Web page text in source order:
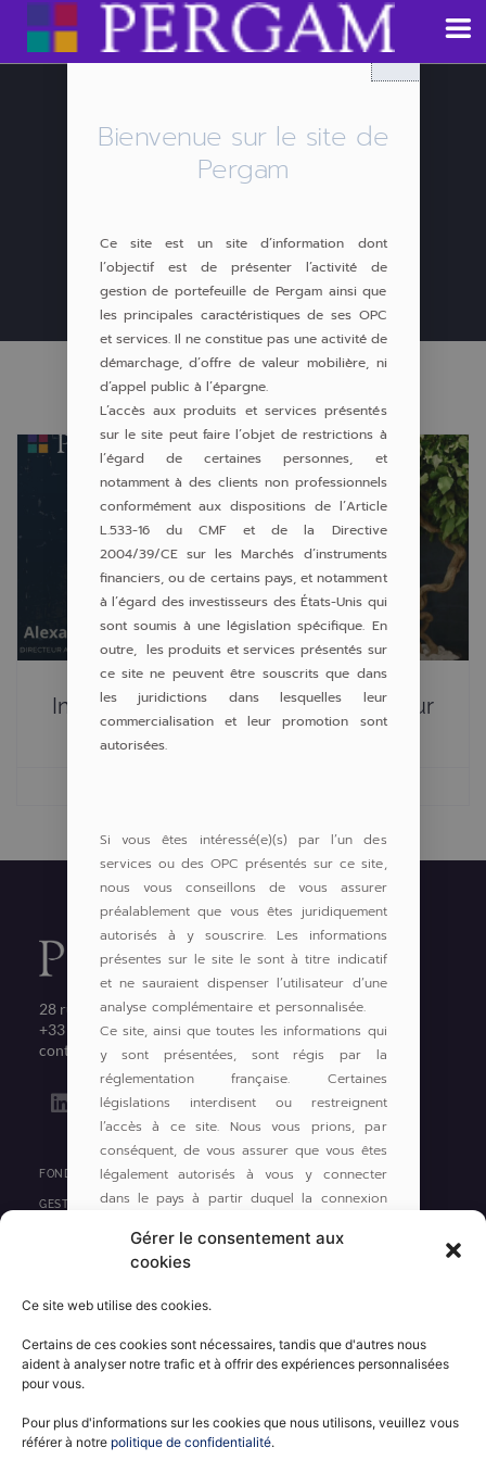
Gérer le consentement aux
cookies
Ce site web utilise des cookies.
Certains de ces cookies sont nécessaires, tandis que d'autres nous
aident à analyser notre trafic et à offrir des expériences personnalisées
pour vous.
Pour plus d'informations sur les cookies que nous utilisons, veuillez vous
référer à notre politique de confidentialité.
Mars 27, 2024
Interview Alexandre FERCI – Directeur
Adjoint De La Gestion – Mars 2024
28 rue Bayard 75008 PARIS
+33 1 53 57 72 00
contact@pergam.net
L
i
e
d
FONDS
GESTION DE PORTEFEUILLE
PRIVATE EQUITY
CONTACT
INFORMATIONS RÉGLEMENTAIRES
POLITIQUE DE CONFIDENTIALITÉ
Bienvenue sur le site de
Pergam
Ce site est un site d’information dont
l’objectif est de présenter l’activité de
gestion de portefeuille de Pergam ainsi que
les principales caractéristiques de ses OPC
et services. Il ne constitue pas une activité de
démarchage, d’offre de valeur mobilière, ni
d’appel public à l’épargne.
L’accès aux produits et services présentés
sur le site peut faire l’objet de restrictions à
l’égard de certaines personnes, et
notamment à des clients non professionnels
conformément aux dispositions de l’Article
L.533-16 du CMF et de la Directive
2004/39/CE sur les Marchés d’instruments
financiers, ou de certains pays, et notamment
à l’égard des investisseurs des États-Unis qui
sont soumis à une législation spécifique. En
outre, les produits et services présentés sur
ce site ne peuvent être souscrits que dans
les juridictions dans lesquelles leur
commercialisation et leur promotion sont
autorisées.
Si vous êtes intéressé(e)(s) par l’un des
services ou des OPC présentés sur ce site,
nous vous conseillons de vous assurer
préalablement que vous êtes juridiquement
autorisés à y souscrire. Les informations
présentes sur le site le sont à titre indicatif
et ne sauraient dispenser l’utilisateur d’une
analyse complémentaire et personnalisée.
Ce site, ainsi que toutes les informations qui
y sont présentées, sont régis par la
réglementation française. Certaines
législations interdisent ou restreignent
l’accès à ce site. Nous vous prions, par
conséquent, de vous assurer que vous êtes
légalement autorisés à vous y connecter
dans le pays à partir duquel la connexion
Pour revenir sur la page d’accueil de ce